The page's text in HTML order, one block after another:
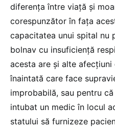
diferența între viață și
corespunzător în fața
capacitatea unui spital nu
bolnav cu insuficiență
acesta are și alte afecțiuni
înaintată care face
improbabilă, sau pentru
intubat un medic în locul
statului să furnizeze